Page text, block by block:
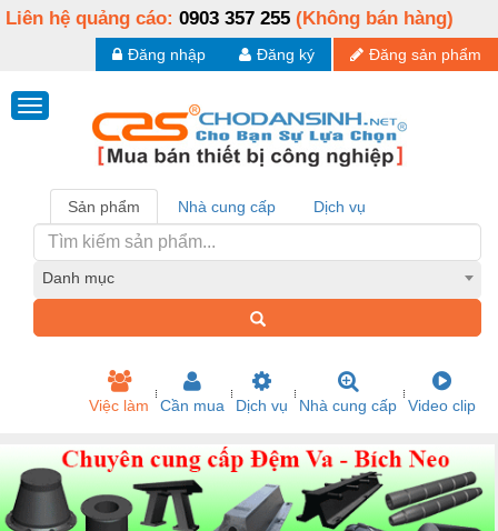
Liên hệ quảng cáo: 0903 357 255 (Không bán hàng)
Đăng sản phẩm
Đăng ký
Đăng nhập
Sản phẩm Nhà cung cấp Dịch vụ
Danh mục
Việc làm Cần mua Dịch vụ Nhà cung cấp Video clip